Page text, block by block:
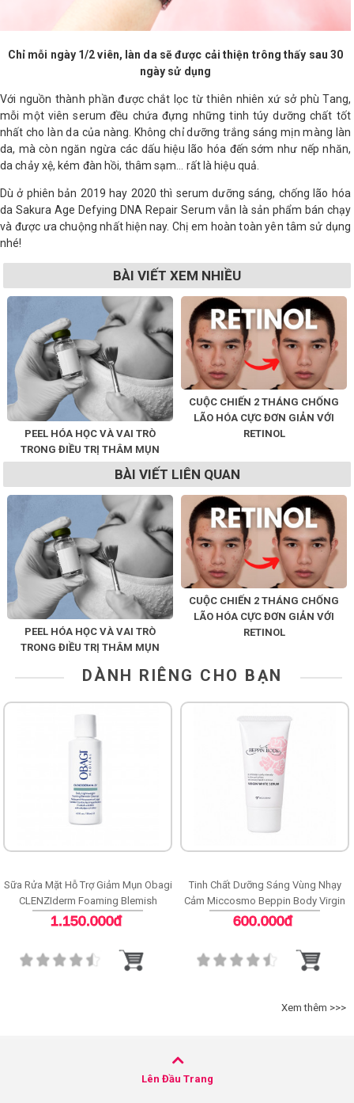
Chỉ mỗi ngày 1/2 viên, làn da sẽ được cải thiện trông thấy sau 30
ngày sử dụng
Với nguồn thành phần được chắt lọc từ thiên nhiên xứ sở phù Tang,
mỗi một viên serum đều chứa đựng những tinh túy dưỡng chất tốt
nhất cho làn da của nàng. Không chỉ dưỡng trắng sáng mịn màng làn
da, mà còn ngăn ngừa các dấu hiệu lão hóa đến sớm như nếp nhăn,
da chảy xệ, kém đàn hồi, thâm sạm… rất là hiệu quả.
Dù ở phiên bản 2019 hay 2020 thì serum dưỡng sáng, chống lão hóa
da Sakura Age Defying DNA Repair Serum vẫn là sản phẩm bán chạy
và được ưa chuộng nhất hiện nay. Chị em hoàn toàn yên tâm sử dụng
nhé!
BÀI VIẾT XEM NHIỀU
PEEL HÓA HỌC VÀ VAI TRÒ
TRONG ĐIỀU TRỊ THÂM MỤN
CUỘC CHIẾN 2 THÁNG CHỐNG
LÃO HÓA CỰC ĐƠN GIẢN VỚI
RETINOL
BÀI VIẾT LIÊN QUAN
PEEL HÓA HỌC VÀ VAI TRÒ
TRONG ĐIỀU TRỊ THÂM MỤN
CUỘC CHIẾN 2 THÁNG CHỐNG
LÃO HÓA CỰC ĐƠN GIẢN VỚI
RETINOL
DÀNH RIÊNG CHO BẠN
Sữa Rửa Mặt Hỗ Trợ Giảm Mụn Obagi
CLENZIderm Foaming Blemish
Cleanser
1.150.000đ
Tinh Chất Dưỡng Sáng Vùng Nhạy
Cảm Miccosmo Beppin Body Virgin
White Serum
600.000đ
Xem thêm >>>
Lên Đầu Trang